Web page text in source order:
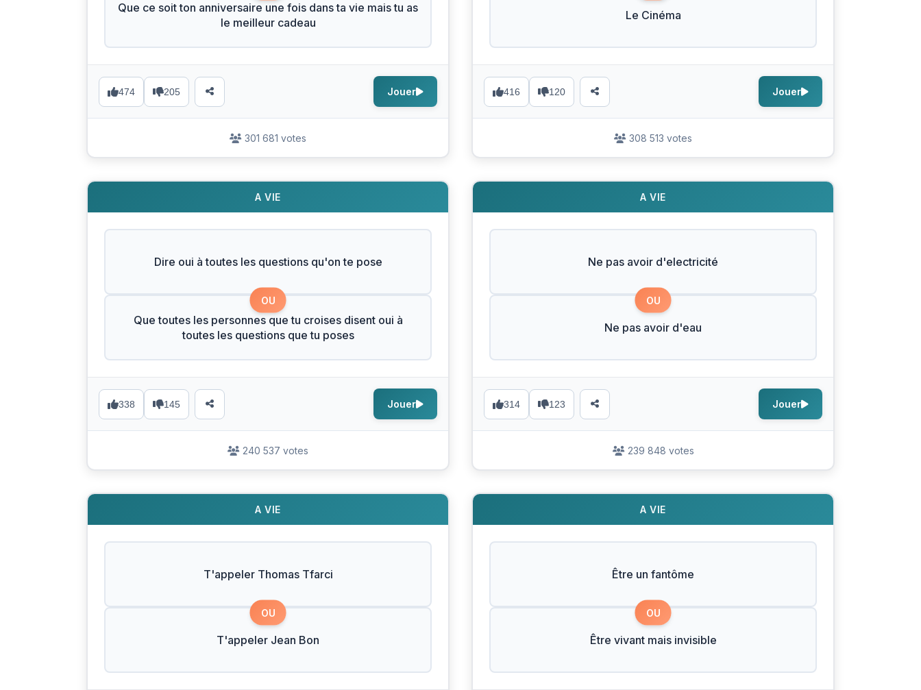
Que ce soit ton anniversaire une fois dans ta vie mais tu as
le meilleur cadeau
474 205 Jouer
301 681 votes
Le Cinéma
416 120 Jouer
308 513 votes
A VIE
Dire oui à toutes les questions qu'on te pose
OU
Que toutes les personnes que tu croises disent oui à
toutes les questions que tu poses
338 145 Jouer
240 537 votes
A VIE
Ne pas avoir d'electricité
OU
Ne pas avoir d'eau
314 123 Jouer
239 848 votes
A VIE
T'appeler Thomas Tfarci
OU
T'appeler Jean Bon
A VIE
Être un fantôme
OU
Être vivant mais invisible